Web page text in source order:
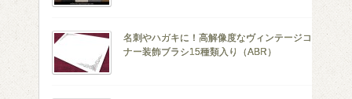
名刺やハガキに！高解像度なヴィンテージコー
ナー装飾ブラシ15種類入り（ABR）